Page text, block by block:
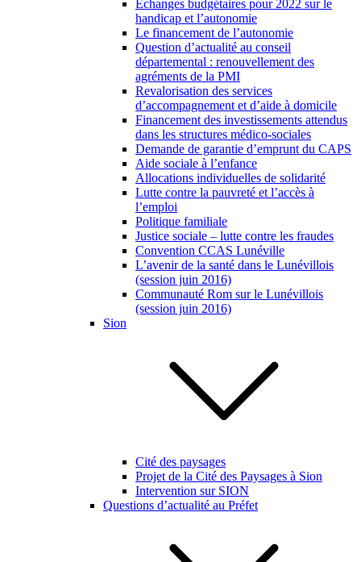
Échanges budgétaires pour 2022 sur le
handicap et l’autonomie
Le financement de l’autonomie
Question d’actualité au conseil
départemental : renouvellement des
agréments de la PMI
Revalorisation des services
d’accompagnement et d’aide à domicile
Financement des investissements attendus
dans les structures médico-sociales
Demande de garantie d’emprunt du CAPS
Aide sociale à l’enfance
Allocations individuelles de solidarité
Lutte contre la pauvreté et l’accès à
l’emploi
Politique familiale
Justice sociale – lutte contre les fraudes
Convention CCAS Lunéville
L’avenir de la santé dans le Lunévillois
(session juin 2016)
Communauté Rom sur le Lunévillois
(session juin 2016)
Sion
Cité des paysages
Projet de la Cité des Paysages à Sion
Intervention sur SION
Questions d’actualité au Préfet